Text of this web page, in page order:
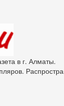
в г. Алматы.